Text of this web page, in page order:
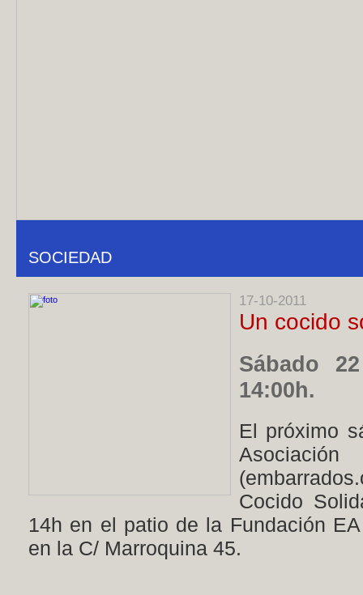
SOCIEDAD
17-10-2011
Un cocido
Sábado
14:00h.
El próximo
Cocido
14h en el patio de la Fundación
en la C/ Marroquina 45.